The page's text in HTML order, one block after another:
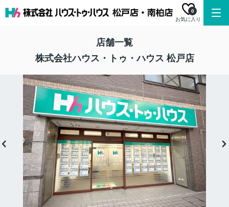
お気に入り
0
店舗一覧
株式会社ハウス・トゥ・ハウス 松戸店